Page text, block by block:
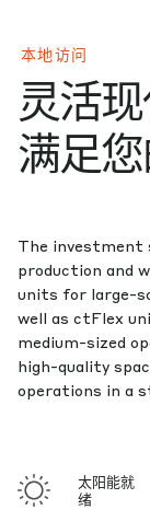
本地访问
灵活
满足
The investment
production and
units for large-
well as ctFlex
medium-sized
high-quality
operations in a
太阳能就
绪